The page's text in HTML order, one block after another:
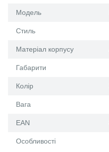
Модель
Стиль
Матеріал корпусу
Габарити
Колір
Вага
EAN
Особливості